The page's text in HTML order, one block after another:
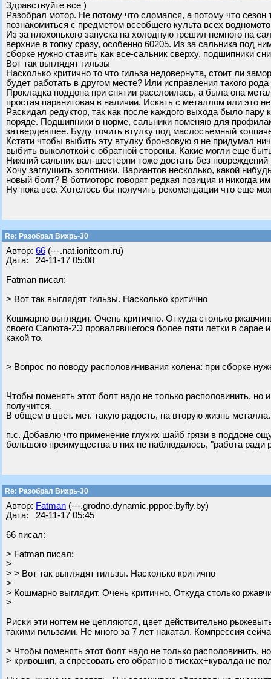
Здравствуйте все )
Разобрал мотор. Не потому что сломался, а потому что
познакомиться с предметом всеобщего культа всех
Из за плохонького запуска на холодную грешил немного на
верхние в топку сразу, особенно 60205. Из за сальника под
сборке нужно ставить как все-сальник сверху, подшипники
Вот так выглядят гильзы
Насколько критично то что гильза недовернута, стоит ли
будет работать в другом месте? Или исправления такого
Прокладка поддона при снятии расслоилась, а была она
простая паранитовая в наличии. Искать с металлом или это
Раскидал редуктор, так как после каждого выхода было
поряде. Подшипники в норме, сальники поменяю для
затвердевшее. Буду точить втулку под маслосъемный
Кстати чтобы выбить эту втулку бронзовую я не придумал
выбить выколоткой с обратной стороны. Какие могли еще
Нижний сальник вал-шестерни тоже достать без
Хочу заглушить золотники. Вариантов несколько, какой
новый болт? В ботмоторс говорят редкая позиция и никогда
Ну пока все. Хотелось бы получить рекомендации что еще
Re: Разобрал Вихрь-30
Автор: 66 (---.nat.ionitcom.ru)
Дата: 24-11-17 05:08
Fatman писал:
> Вот так выглядят гильзы. Насколько критично
Кошмарно выглядит. Очень критично. Откуда столько
своего Салюта-2Э провалявшегося более пяти летки в
какой то.
> Вопрос по поводу располовинивания колена: при сборке
Чтобы поменять этот болт надо не только располовинить, но
получится.
В общем в цвет. мет. такую радость, на вторую жизнь
п.с. Добавлю что применение глухих шайб грязи в поддоне
большого преимущества в них не наблюдалось, "работа ради
Re: Разобрал Вихрь-30
Автор: Fatman (---.grodno.dynamic.pppoe.byfly.by)
Дата: 24-11-17 05:45
66 писал:
> Fatman писал:
>
> > Вот так выглядят гильзы. Насколько критично
>
> Кошмарно выглядит. Очень критично. Откуда столько
>
Риски эти ногтем не цепляются, цвет действительно
такими гильзами. Не много за 7 лет накатал. Компрессия
> Чтобы поменять этот болт надо не только располовинить,
> кривошип, а спресовать его обратно в тисках+кувалда не